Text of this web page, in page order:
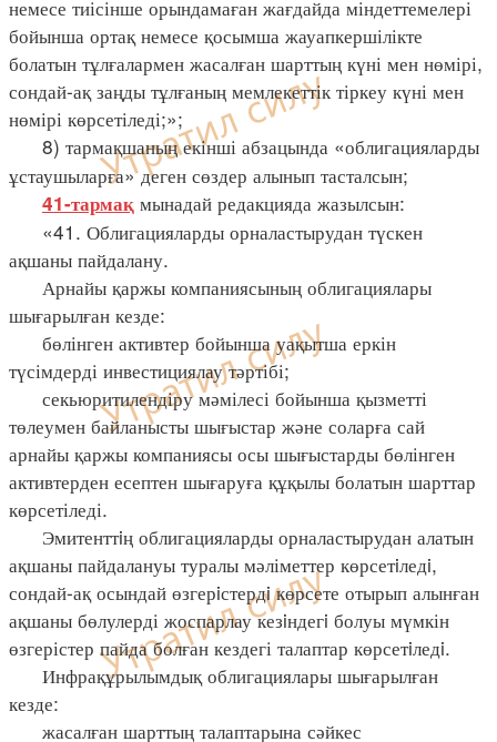
немесе тиісінше орындамаған жағдайда міндеттемелері
бойынша ортақ немесе қосымша жауапкершілікте
болатын тұлғалармен жасалған шарттың күні мен нөмірі,
сондай-ақ заңды тұлғаның мемлекеттік тіркеу күні мен
нөмірі көрсетіледі;»;
8) тармақшаның екінші абзацында «облигацияларды
ұстаушыларға» деген сөздер алынып тасталсын;
41-тармақ мынадай редакцияда жазылсын:
«41. Облигацияларды орналастырудан түскен
ақшаны пайдалану.
Арнайы қаржы компаниясының облигациялары
шығарылған кезде:
бөлінген активтер бойынша уақытша еркін
түсімдерді инвестициялау тәртібі;
секьюритилендіру мәмілесі бойынша қызметті
төлеумен байланысты шығыстар және соларға сай
арнайы қаржы компаниясы осы шығыстарды бөлінген
активтерден есептен шығаруға құқылы болатын шарттар
көрсетіледі.
Эмитенттiң облигацияларды орналастырудан алатын
ақшаны пайдалануы туралы мәліметтер көрсетiледi,
сондай-ақ осындай өзгерiстердi көрсете отырып алынған
ақшаны бөлулерді жоспарлау кезiндегi болуы мүмкін
өзгерістер пайда болған кездегі талаптар көрсетiледi.
Инфрақұрылымдық облигациялары шығарылған
кезде:
жасалған шарттың талаптарына сәйкес